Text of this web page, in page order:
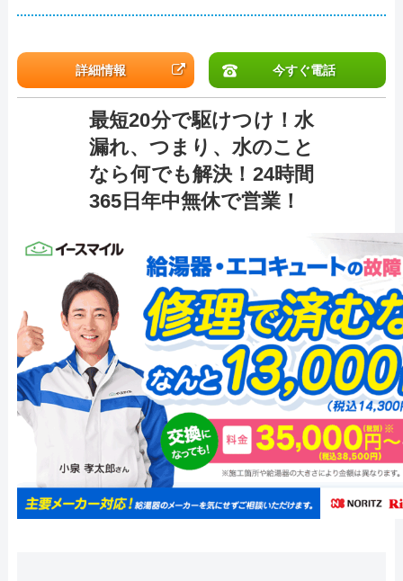
詳細情報 今すぐ電話
最短20分で駆けつけ！水
漏れ、つまり、水のこと
なら何でも解決！24時間
365日年中無休で営業！